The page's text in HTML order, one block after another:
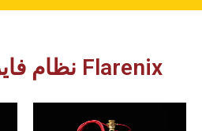
نظام فاير سيرش من Flarenix